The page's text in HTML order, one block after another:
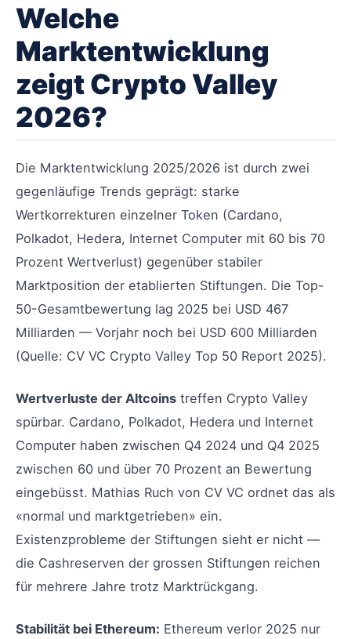
Welche
Marktentwicklung
zeigt Crypto Valley
2026?
Die Marktentwicklung 2025/2026 ist durch zwei
gegenläufige Trends geprägt: starke
Wertkorrekturen einzelner Token (Cardano,
Polkadot, Hedera, Internet Computer mit 60 bis 70
Prozent Wertverlust) gegenüber stabiler
Marktposition der etablierten Stiftungen. Die Top-
50-Gesamtbewertung lag 2025 bei USD 467
Milliarden — Vorjahr noch bei USD 600 Milliarden
(Quelle: CV VC Crypto Valley Top 50 Report 2025).
Wertverluste der Altcoins treffen Crypto Valley
spürbar. Cardano, Polkadot, Hedera und Internet
Computer haben zwischen Q4 2024 und Q4 2025
zwischen 60 und über 70 Prozent an Bewertung
eingebüsst. Mathias Ruch von CV VC ordnet das als
«normal und marktgetrieben» ein.
Existenzprobleme der Stiftungen sieht er nicht —
die Cashreserven der grossen Stiftungen reichen
für mehrere Jahre trotz Marktrückgang.
Stabilität bei Ethereum: Ethereum verlor 2025 nur